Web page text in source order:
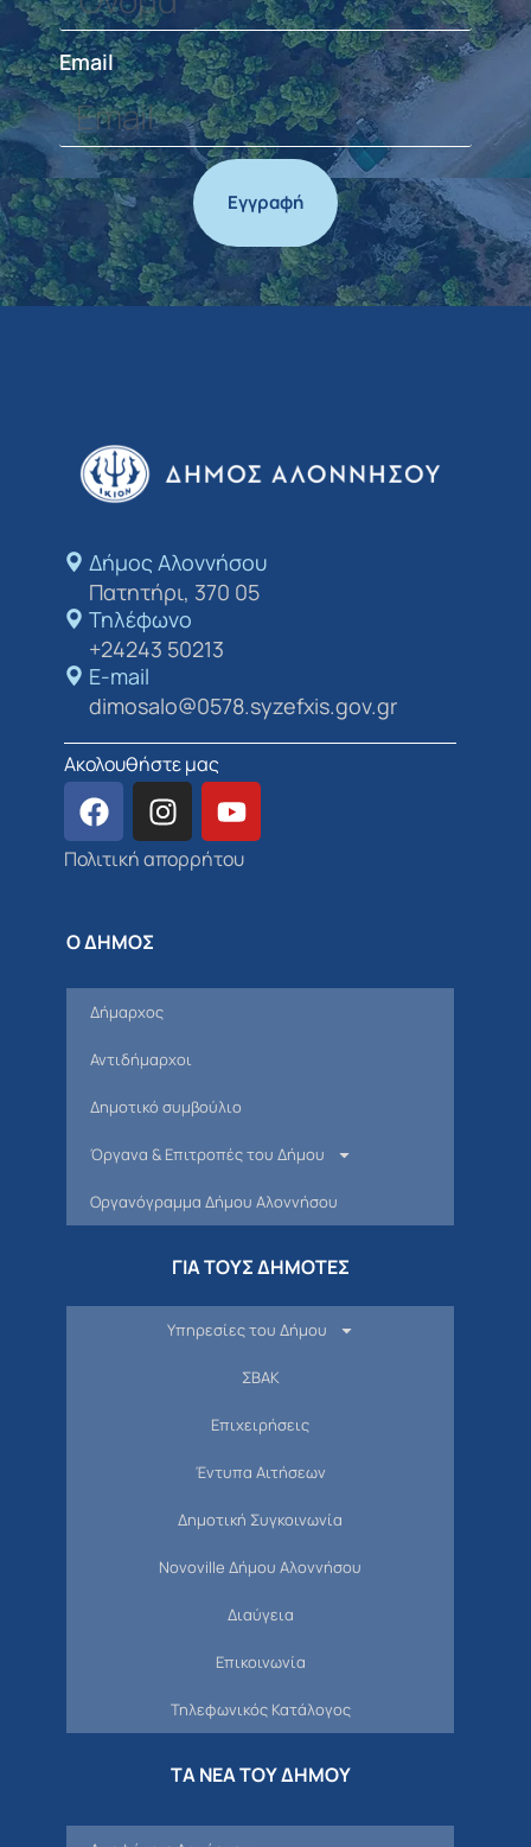
Email
Εγγραφή
Δήμος Αλοννήσου​
Πατητήρι, 370 05
Τηλέφωνο
+24243 50213
E-mail
dimosalo@0578.syzefxis.gov.gr
Ακολουθήστε μας
Πολιτική απορρήτου
Ο ΔΗΜΟΣ
Δήμαρχος
Αντιδήμαρχοι
Δημοτικό συμβούλιο
Όργανα & Επιτροπές του Δήμου
Οργανόγραμμα Δήμου Αλοννήσου
ΓΙΑ ΤΟΥΣ ΔΗΜΟΤΕΣ
Υπηρεσίες του Δήμου
ΣΒΑΚ
Επιχειρήσεις
Έντυπα Αιτήσεων
Δημοτική Συγκοινωνία
Novoville Δήμου Αλοννήσου
Διαύγεια
Επικοινωνία
Τηλεφωνικός Κατάλογος
ΤΑ ΝΕΑ ΤΟΥ ΔΗΜΟΥ